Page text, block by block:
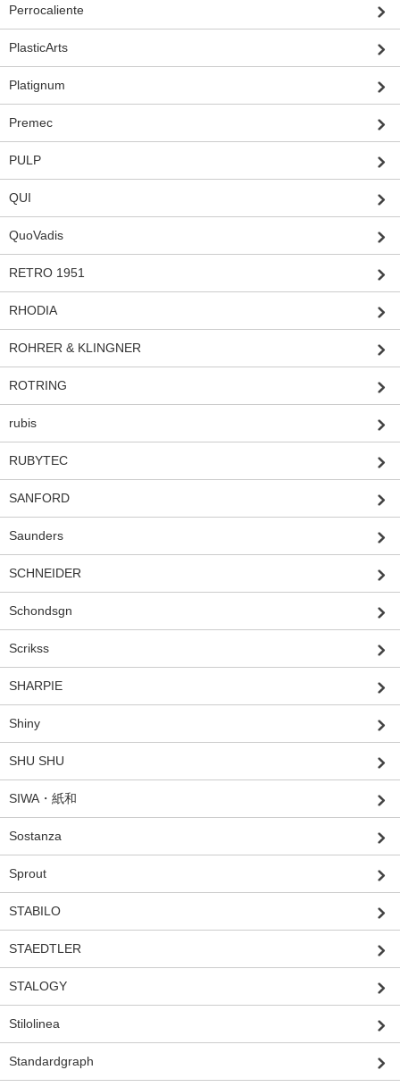
Perrocaliente
PlasticArts
Platignum
Premec
PULP
QUI
QuoVadis
RETRO 1951
RHODIA
ROHRER & KLINGNER
ROTRING
rubis
RUBYTEC
SANFORD
Saunders
SCHNEIDER
Schondsgn
Scrikss
SHARPIE
Shiny
SHU SHU
SIWA・紙和
Sostanza
Sprout
STABILO
STAEDTLER
STALOGY
Stilolinea
Standardgraph